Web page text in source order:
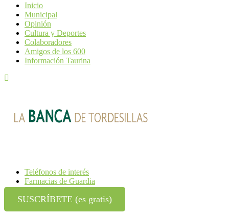
Inicio
Municipal
Opinión
Cultura y Deportes
Colaboradores
Amigos de los 600
Información Taurina
Teléfonos de interés
Farmacias de Guardia
SUSCRÍBETE (es gratis)